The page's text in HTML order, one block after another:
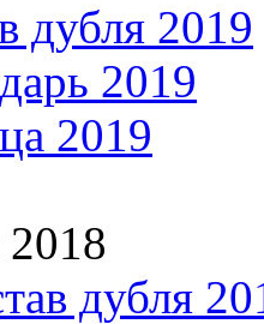
дубля 2019
2019
2019
дубля